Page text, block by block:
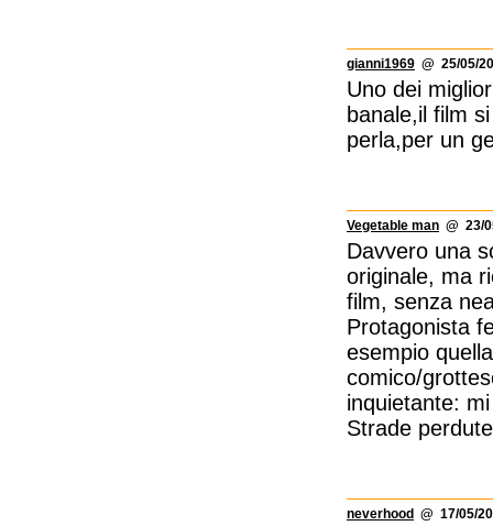
gianni1969 @ 25/05/
Uno dei
banale,il film
perla,per un
Vegetable man @ 23/
Davvero una
originale, ma
film, senza
Protagonista
esempio
comico/
inquietante:
Strade
neverhood @ 17/05/